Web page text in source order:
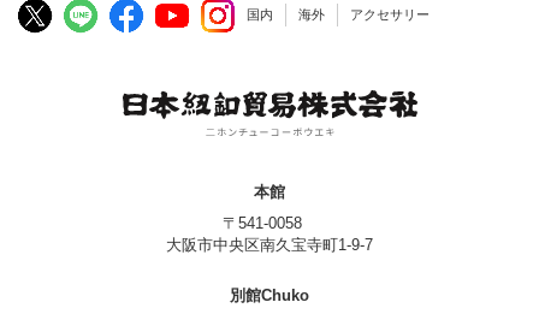
国内 海外 アクセサリー
本館
〒541-0058
大阪市中央区南久宝寺町1-9-7
別館Chuko